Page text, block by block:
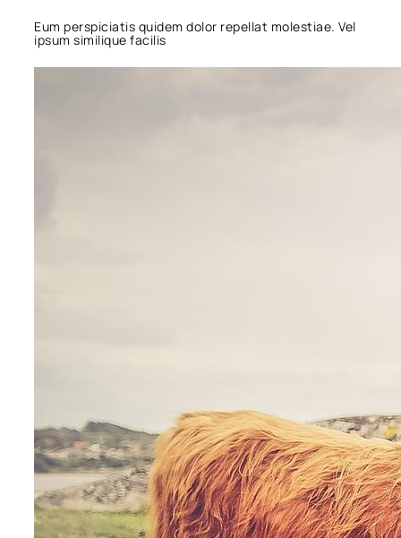
Eum perspiciatis quidem dolor repellat molestiae. Vel
ipsum similique facilis